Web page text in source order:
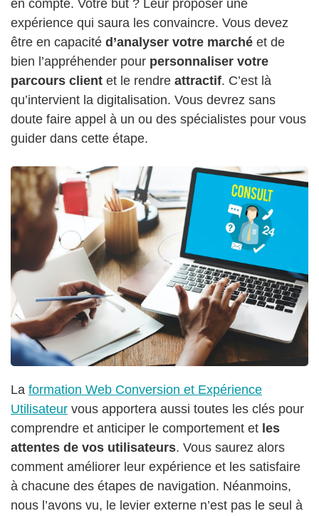
en compte. Votre but ? Leur proposer une
expérience qui saura les convaincre. Vous devez
être en capacité d’analyser votre marché et de
bien l’appréhender pour personnaliser votre
parcours client et le rendre attractif. C’est là
qu’intervient la digitalisation. Vous devrez sans
doute faire appel à un ou des spécialistes pour vous
guider dans cette étape.
La formation Web Conversion et Expérience
Utilisateur vous apportera aussi toutes les clés pour
comprendre et anticiper le comportement et les
attentes de vos utilisateurs. Vous saurez alors
comment améliorer leur expérience et les satisfaire
à chacune des étapes de navigation. Néanmoins,
nous l’avons vu, le levier externe n’est pas le seul à